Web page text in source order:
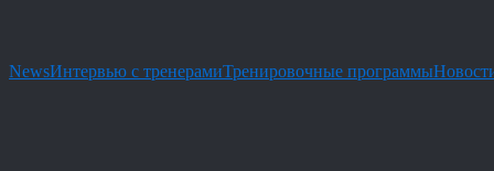
NewsИнтервью с тренерамиТренировочные программы